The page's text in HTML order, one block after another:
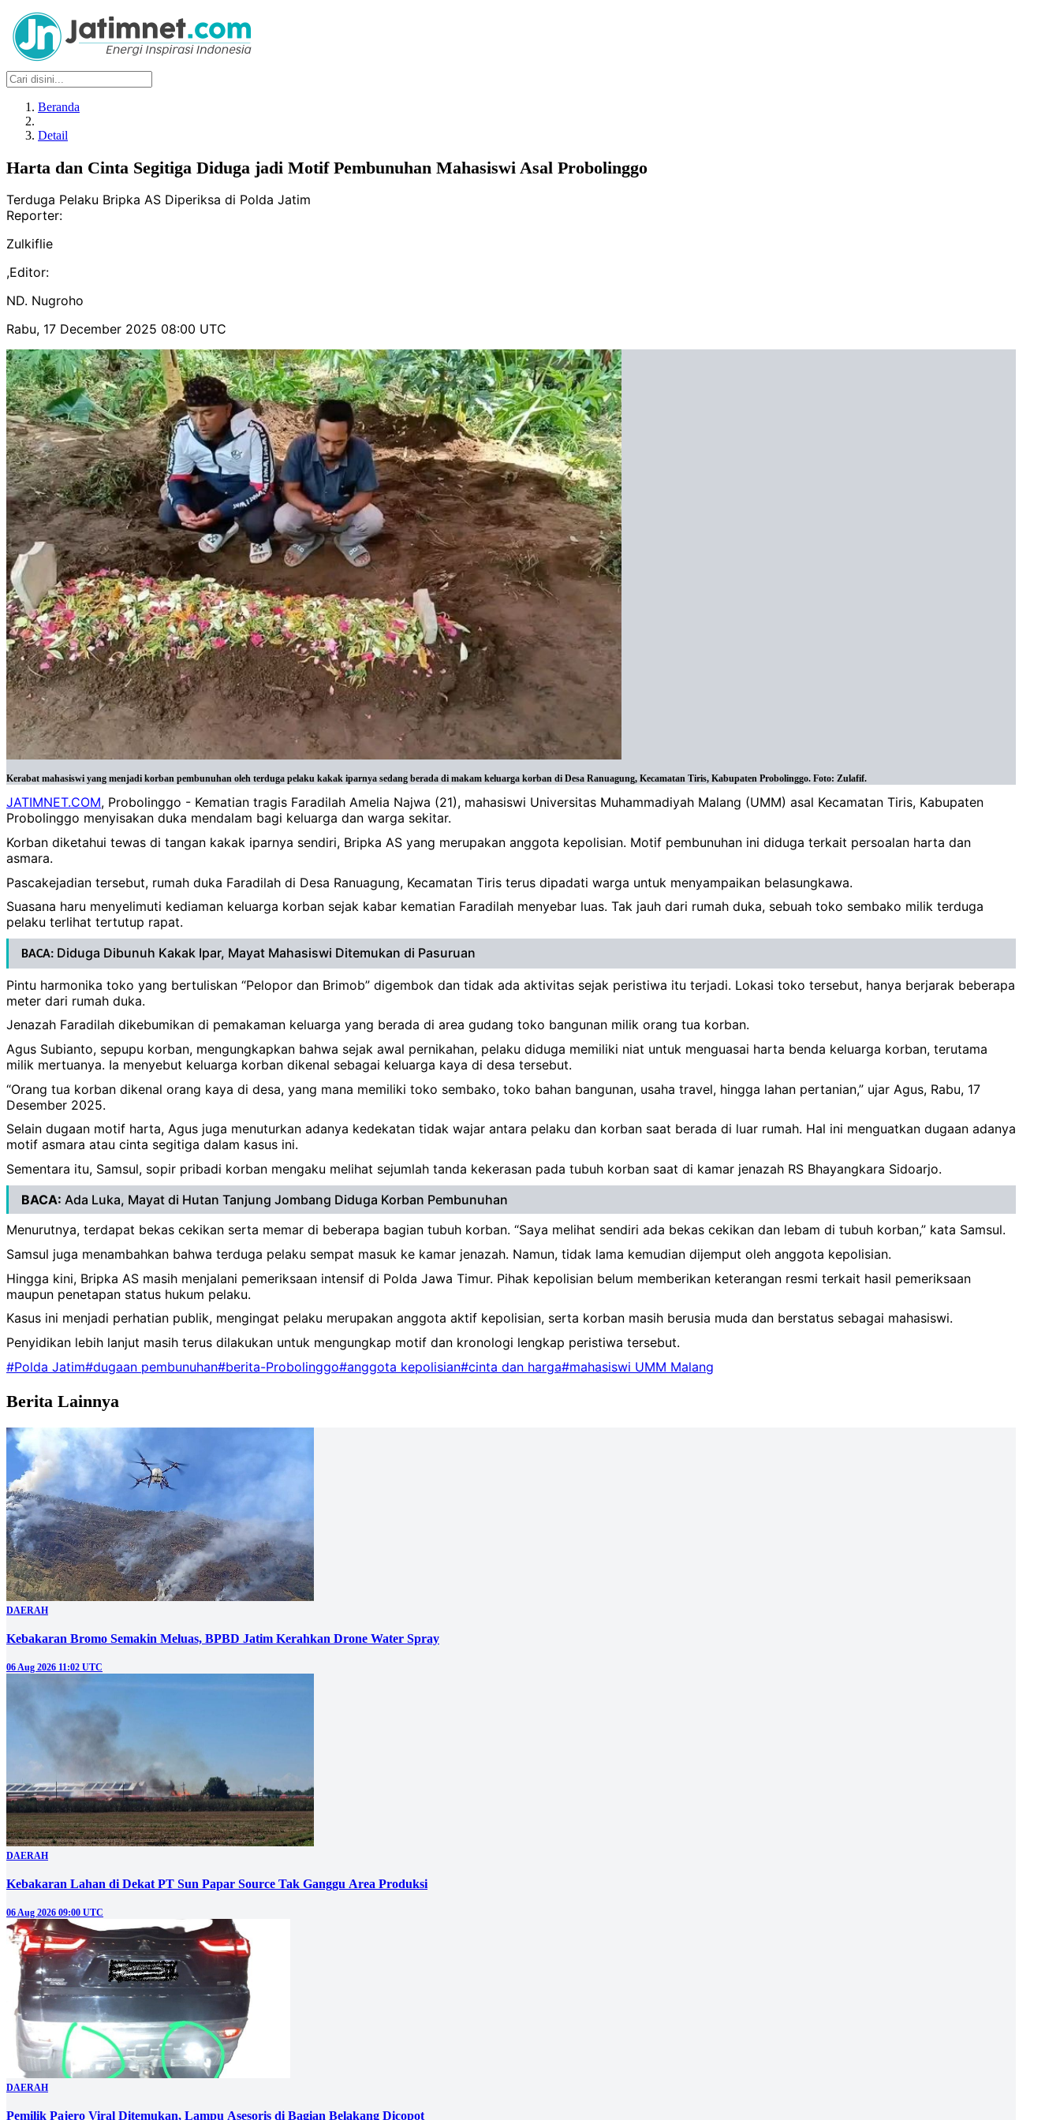
Beranda
Detail
Harta dan Cinta Segitiga Diduga jadi Motif Pembunuhan Mahasiswi Asal Probolinggo
Terduga Pelaku Bripka AS Diperiksa di Polda Jatim
Reporter:
Zulkiflie
,Editor:
ND. Nugroho
Rabu, 17 December 2025 08:00 UTC
‎Kerabat mahasiswi yang menjadi korban pembunuhan oleh terduga pelaku kakak iparnya sedang berada di makam keluarga korban di Desa Ranuagung, Kecamatan Tiris, Kabupaten Probolinggo. Foto: Zulafif.
JATIMNET.COM, Probolinggo - Kematian tragis Faradilah Amelia Najwa (21), mahasiswi Universitas Muhammadiyah Malang (UMM) asal Kecamatan Tiris, Kabupaten
Probolinggo menyisakan duka mendalam bagi keluarga dan warga sekitar.
‎Korban diketahui tewas di tangan kakak iparnya sendiri, Bripka AS yang merupakan anggota kepolisian. Motif pembunuhan ini diduga terkait persoalan harta dan
asmara.
‎Pascakejadian tersebut, rumah duka Faradilah di Desa Ranuagung, Kecamatan Tiris terus dipadati warga untuk menyampaikan belasungkawa.
‎Suasana haru menyelimuti kediaman keluarga korban sejak kabar kematian Faradilah menyebar luas. Tak jauh dari rumah duka, sebuah toko sembako milik terduga
pelaku terlihat tertutup rapat.
BACA: Diduga Dibunuh Kakak Ipar, Mayat Mahasiswi Ditemukan di Pasuruan
‎Pintu harmonika toko yang bertuliskan “Pelopor dan Brimob” digembok dan tidak ada aktivitas sejak peristiwa itu terjadi. Lokasi toko tersebut, hanya berjarak beberapa
meter dari rumah duka.
‎Jenazah Faradilah dikebumikan di pemakaman keluarga yang berada di area gudang toko bangunan milik orang tua korban.
‎Agus Subianto, sepupu korban, mengungkapkan bahwa sejak awal pernikahan, pelaku diduga memiliki niat untuk menguasai harta benda keluarga korban, terutama
milik mertuanya. Ia menyebut keluarga korban dikenal sebagai keluarga kaya di desa tersebut.
‎“Orang tua korban dikenal orang kaya di desa, yang mana memiliki toko sembako, toko bahan bangunan, usaha travel, hingga lahan pertanian,” ujar Agus, Rabu, 17
Desember 2025.
‎Selain dugaan motif harta, Agus juga menuturkan adanya kedekatan tidak wajar antara pelaku dan korban saat berada di luar rumah. Hal ini menguatkan dugaan adanya
motif asmara atau cinta segitiga dalam kasus ini.
‎Sementara itu, Samsul, sopir pribadi korban mengaku melihat sejumlah tanda kekerasan pada tubuh korban saat di kamar jenazah RS Bhayangkara Sidoarjo.
BACA: Ada Luka, Mayat di Hutan Tanjung Jombang Diduga Korban Pembunuhan
Menurutnya, terdapat bekas cekikan serta memar di beberapa bagian tubuh korban. “Saya melihat sendiri ada bekas cekikan dan lebam di tubuh korban,” kata Samsul.
Samsul juga menambahkan bahwa terduga pelaku sempat masuk ke kamar jenazah. Namun, tidak lama kemudian dijemput oleh anggota kepolisian.
‎Hingga kini, Bripka AS masih menjalani pemeriksaan intensif di Polda Jawa Timur. Pihak kepolisian belum memberikan keterangan resmi terkait hasil pemeriksaan
maupun penetapan status hukum pelaku.
‎Kasus ini menjadi perhatian publik, mengingat pelaku merupakan anggota aktif kepolisian, serta korban masih berusia muda dan berstatus sebagai mahasiswi.
‎Penyidikan lebih lanjut masih terus dilakukan untuk mengungkap motif dan kronologi lengkap peristiwa tersebut.
#Polda Jatim#dugaan pembunuhan#berita-Probolinggo#anggota kepolisian#cinta dan harga#mahasiswi UMM Malang
Berita Lainnya
DAERAH
Kebakaran Bromo Semakin Meluas, BPBD Jatim Kerahkan Drone Water Spray
06 Aug 2026 11:02 UTC
DAERAH
Kebakaran Lahan di Dekat PT Sun Papar Source Tak Ganggu Area Produksi
06 Aug 2026 09:00 UTC
DAERAH
Pemilik Pajero Viral Ditemukan, Lampu Asesoris di Bagian Belakang Dicopot